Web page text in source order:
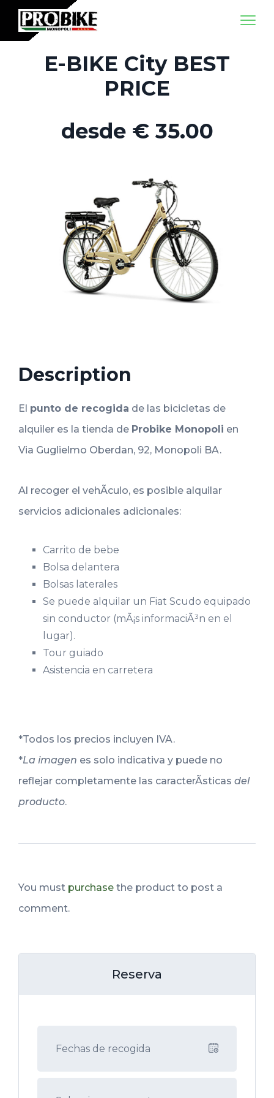
E-BIKE City BEST
PRICE
desde €35.00
Description
El punto de recogida de las bicicletas de
alquiler es la tienda de Probike Monopoli en
Via Guglielmo Oberdan, 92, Monopoli BA.
Al recoger el vehÃ­culo, es posible alquilar
servicios adicionales adicionales:
Carrito de bebe
Bolsa delantera
Bolsas laterales
Se puede alquilar un Fiat Scudo equipado
sin conductor (mÃ¡s informaciÃ³n en el
lugar).
Tour guiado
Asistencia en carretera
*Todos los precios incluyen IVA.
*La imagen es solo indicativa y puede no
reflejar completamente las caracterÃ­sticas del
producto.
You must purchase the product to post a
comment.
Reserva